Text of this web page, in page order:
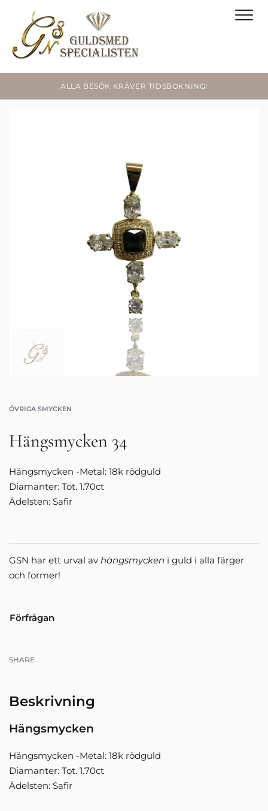
ALLA BESÖK KRÄVER TIDSBOKNING!
ÖVRIGA SMYCKEN
Hängsmycken 34
Hängsmycken -Metal: 18k rödguld
Diamanter: Tot. 1.70ct
Ädelsten: Safir
GSN har ett urval av hängsmycken i guld i alla färger
och former!
Förfrågan
SHARE
Beskrivning
Hängsmycken
Hängsmycken -Metal: 18k rödguld
Diamanter: Tot. 1.70ct
Ädelsten: Safir